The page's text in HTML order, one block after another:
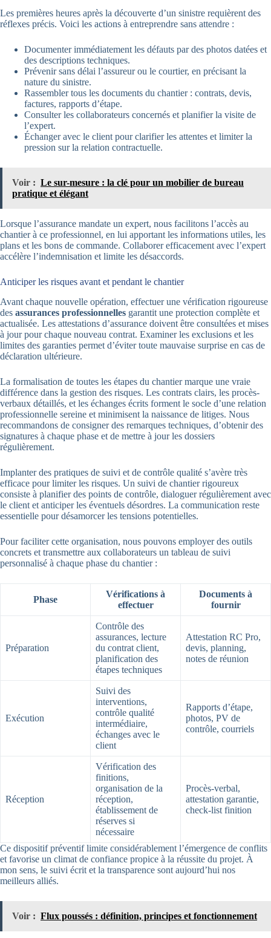
Les premières heures après la découverte d’un sinistre requièrent des
réflexes précis. Voici les actions à entreprendre sans attendre :
Documenter immédiatement les défauts par des photos datées et
des descriptions techniques.
Prévenir sans délai l’assureur ou le courtier, en précisant la
nature du sinistre.
Rassembler tous les documents du chantier : contrats, devis,
factures, rapports d’étape.
Consulter les collaborateurs concernés et planifier la visite de
l’expert.
Échanger avec le client pour clarifier les attentes et limiter la
pression sur la relation contractuelle.
Voir : Le sur-mesure : la clé pour un mobilier de bureau
pratique et élégant
Lorsque l’assurance mandate un expert, nous facilitons l’accès au
chantier à ce professionnel, en lui apportant les informations utiles, les
plans et les bons de commande. Collaborer efficacement avec l’expert
accélère l’indemnisation et limite les désaccords.
Anticiper les risques avant et pendant le chantier
Avant chaque nouvelle opération, effectuer une vérification rigoureuse
des assurances professionnelles garantit une protection complète et
actualisée. Les attestations d’assurance doivent être consultées et mises
à jour pour chaque nouveau contrat. Examiner les exclusions et les
limites des garanties permet d’éviter toute mauvaise surprise en cas de
déclaration ultérieure.
La formalisation de toutes les étapes du chantier marque une vraie
différence dans la gestion des risques. Les contrats clairs, les procès-
verbaux détaillés, et les échanges écrits forment le socle d’une relation
professionnelle sereine et minimisent la naissance de litiges. Nous
recommandons de consigner des remarques techniques, d’obtenir des
signatures à chaque phase et de mettre à jour les dossiers
régulièrement.
Implanter des pratiques de suivi et de contrôle qualité s’avère très
efficace pour limiter les risques. Un suivi de chantier rigoureux
consiste à planifier des points de contrôle, dialoguer régulièrement avec
le client et anticiper les éventuels désordres. La communication reste
essentielle pour désamorcer les tensions potentielles.
Pour faciliter cette organisation, nous pouvons employer des outils
concrets et transmettre aux collaborateurs un tableau de suivi
personnalisé à chaque phase du chantier :
Phase
Vérifications à
effectuer
Documents à
fournir
Préparation
Contrôle des
assurances, lecture
du contrat client,
planification des
étapes techniques
Attestation RC Pro,
devis, planning,
notes de réunion
Exécution
Suivi des
interventions,
contrôle qualité
intermédiaire,
échanges avec le
client
Rapports d’étape,
photos, PV de
contrôle, courriels
Réception
Vérification des
finitions,
organisation de la
réception,
établissement de
réserves si
nécessaire
Procès-verbal,
attestation garantie,
check-list finition
Ce dispositif préventif limite considérablement l’émergence de conflits
et favorise un climat de confiance propice à la réussite du projet. À
mon sens, le suivi écrit et la transparence sont aujourd’hui nos
meilleurs alliés.
Voir : Flux poussés : définition, principes et fonctionnement